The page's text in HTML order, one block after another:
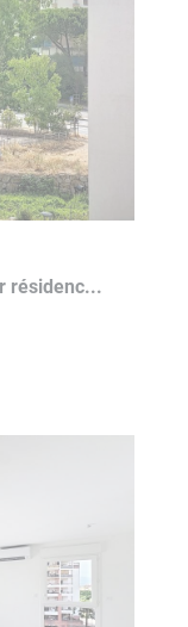
résidenc...